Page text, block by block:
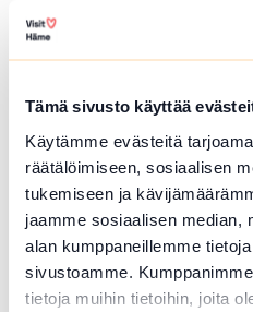
Tämä sivusto käyttää
Käytämme evästeitä
räätälöimiseen, sosiaalisen
tukemiseen ja
jaamme sosiaalisen median,
alan kumppaneillemme
sivustoamme.
tietoja muihin tietoihin, joita
Vesitornin
Vesitornintie ,
Kehonpainolaitteita
Lue lisää